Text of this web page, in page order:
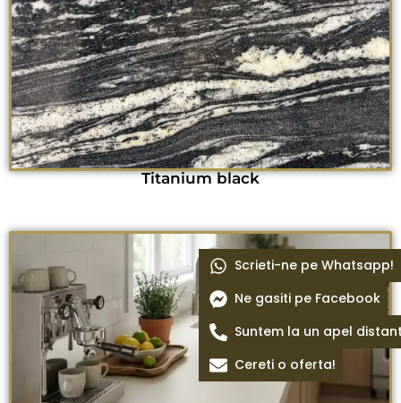
Titanium black
Scrieti-ne pe Whatsapp!
Ne gasiti pe Facebook
Suntem la un apel
Cereti o oferta!